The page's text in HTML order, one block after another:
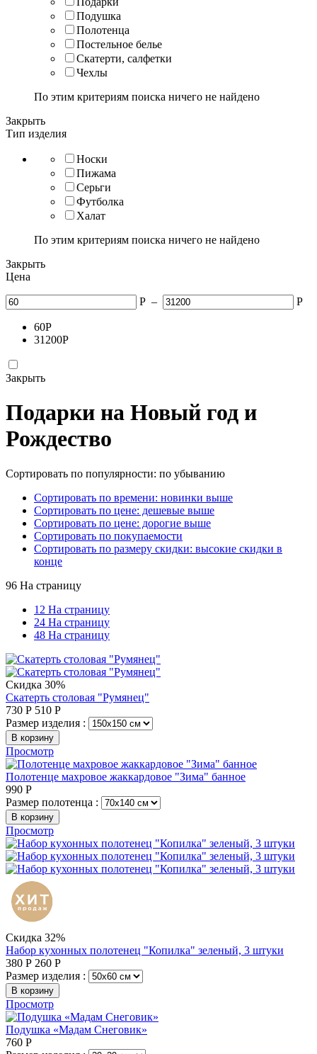
Подушка
Полотенца
Постельное белье
Скатерти, салфетки
Чехлы
По этим критериям поиска ничего не найдено
Закрыть
Тип изделия
Носки
Пижама
Серьги
Футболка
Халат
По этим критериям поиска ничего не найдено
Закрыть
Цена
Р – Р
60Р
31200Р
Закрыть
Подарки на Новый год и
Рождество
Сортировать по популярности: по убыванию
Сортировать по времени: новинки выше
Сортировать по цене: дешевые выше
Сортировать по цене: дорогие выше
Сортировать по покупаемости
Сортировать по размеру скидки: высокие скидки в
конце
96 На страницу
12 На страницу
24 На страницу
48 На страницу
Скидка 30%
Скатерть столовая "Румянец"
730 Р 510 Р
Размер изделия :
В корзину
Просмотр
Полотенце махровое жаккардовое "Зима" банное
990 Р
Размер полотенца :
В корзину
Просмотр
Скидка 32%
Набор кухонных полотенец "Копилка" зеленый, 3 штуки
380 Р 260 Р
Размер изделия :
В корзину
Просмотр
Подушка «Мадам Снеговик»
760 Р